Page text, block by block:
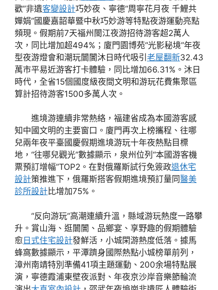
歡”非遺客變設計巧妙夜、寧德“周寧花月夜 千鯉共
嬋娟”國慶嘉韶華暨中秋巧妙游等特點夜游運動亮點
頻現。假期前7天福州閩江夜游招待游客超2萬人
次，同比增加超494%；廈門園博苑“光影秘境”年夜
型夜游燈會和潮玩闤闠沐日時代吸引 老屋翻新32.43
萬市平易近游客打卡體驗，同比增加66.31%。沐日
時代，全省15個國度級夜間文明和游玩花費集聚區
算計招待游客1500多萬人次。
進境游連續非常熱絡，福建省成為本國游客感
知中國文明的主要窗口。廈門再次上榜攜程、往哪
兒兩年夜平臺國慶假期進境游玩十年夜熱點目標
地，“往哪兒觀光”數據顯示，泉州位列“本國游客機
票預訂增幅”TOP2。在對俄羅斯試行免簽政退休宅
設計策推進下，俄羅斯搭客假期進境預訂量同醫美
診所設計比增加75%。
“反向游玩”高潮連續升溫，縣域游玩熱度一路攀
升。賞山海、逛闤闠、品鄉宴、享野趣的假期體驗
愈日式住宅設計發鮮活，小城閑游熱度低落。據馬
蜂窩數據顯示，平潭躋身國際熱點小城榜單前列，
漳州南靖特別準備41項主題運動、200余場特點展
演，寧德霞浦東壁夜派對、年夜京沙岸音樂節輪流